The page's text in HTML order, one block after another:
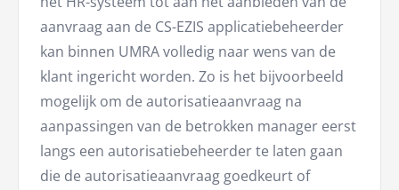
aanvraag aan de CS-EZIS applicatiebeheerder
kan binnen UMRA volledig naar wens van de
klant ingericht worden. Zo is het bijvoorbeeld
mogelijk om de autorisatieaanvraag na
aanpassingen van de betrokken manager eerst
langs een autorisatiebeheerder te laten gaan
die de autorisatieaanvraag goedkeurt of